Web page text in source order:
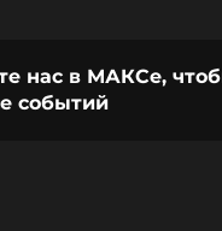
нас в МАКСе,
событий